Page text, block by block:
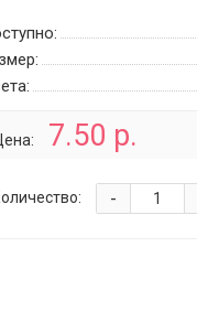
7.50 р.
-